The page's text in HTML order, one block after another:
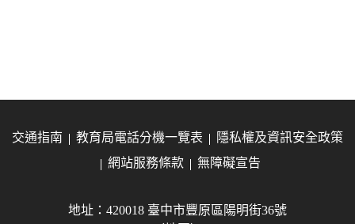
交通指南 教育局電話分機一覽表
隱私權及資訊安全政策
網站服務條款
無障礙宣告
地址：420018 臺中市豐原區陽明街36號